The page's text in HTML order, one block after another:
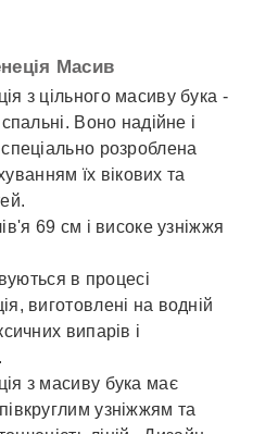
Масив
з цільного масиву бука -
Воно надійне і
розроблена
їх вікових та
69 см і високе узніжжя
в процесі
виготовлені на водній
випарів і
з масиву бука має
узніжжям та